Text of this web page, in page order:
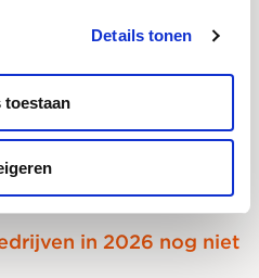
Details tonen
toestaan
in 2026 nog niet